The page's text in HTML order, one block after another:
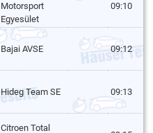
Motorsport
Egyesület
09:10
Bajai AVSE 09:12
Hideg Team SE 09:13
Citroen Total